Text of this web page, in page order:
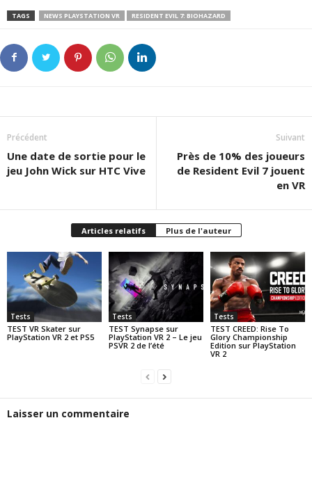
TAGS NEWS PLAYSTATION VR RESIDENT EVIL 7: BIOHAZARD
Précédent
Une date de sortie pour le
jeu John Wick sur HTC Vive
Suivant
Près de 10% des joueurs
de Resident Evil 7 jouent
en VR
Articles relatifs Plus de l'auteur
Tests
TEST VR Skater sur
PlayStation VR 2 et PS5
Tests
TEST Synapse sur
PlayStation VR 2 – Le jeu
PSVR 2 de l’été
Tests
TEST CREED: Rise To
Glory Championship
Edition sur PlayStation
VR 2
Laisser un commentaire